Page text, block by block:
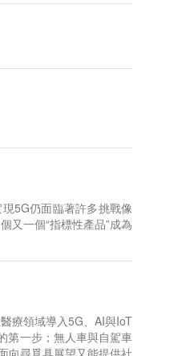
5G仍面臨著許多挑戰像
又一個“指標性產品”成為
療領域導入5G、AI與IoT
第一步；無人車與自駕車
向尋覓具展望又能提供社